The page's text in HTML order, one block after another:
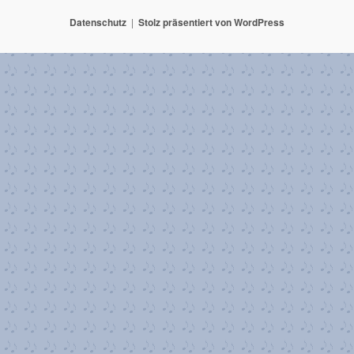
Datenschutz Stolz präsentiert von WordPress